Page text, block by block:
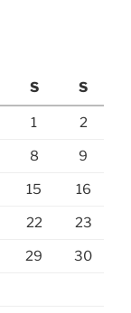
S S
1 2
8 9
15 16
22 23
29 30